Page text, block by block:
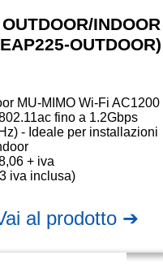
INDOOR
OUTDOOR)
MU-MIMO Wi-Fi AC1200
fino a 1.2Gbps
- Ideale per installazioni
+ iva
iva inclusa)
al prodotto ➔